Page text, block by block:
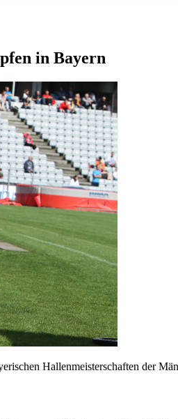
in Bayern
Hallenmeisterschaften der